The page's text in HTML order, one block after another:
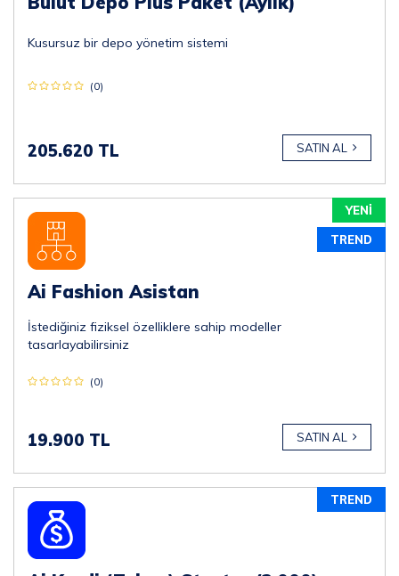
Kusursuz bir depo yönetim sistemi
(0)
205.620 TL SATIN AL
Ai Fashion Asistan
İstediğiniz fiziksel özelliklere sahip modeller
tasarlayabilirsiniz
(0)
19.900 TL SATIN AL
YENİ
TREND
TREND